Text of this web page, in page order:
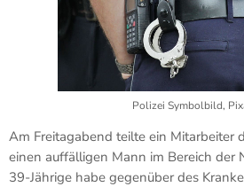
Polizei Symbolbild,
Am Freitagabend teilte ein Mitarbeiter
einen auffälligen Mann im Bereich der
39-Jährige habe gegenüber des